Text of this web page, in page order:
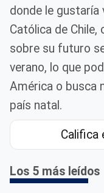
donde le gustaría
Católica de Chile,
sobre su futuro
verano, lo que
América o busca
país natal.
Califica
Los 5 más leídos